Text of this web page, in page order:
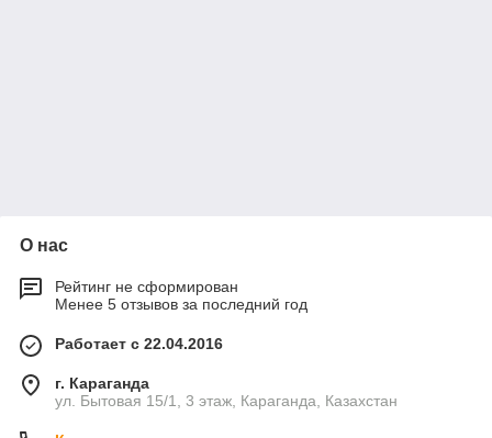
О нас
Рейтинг не сформирован
Менее 5 отзывов за последний год
Работает с 22.04.2016
г. Караганда
ул. Бытовая 15/1, 3 этаж, Караганда, Казахстан